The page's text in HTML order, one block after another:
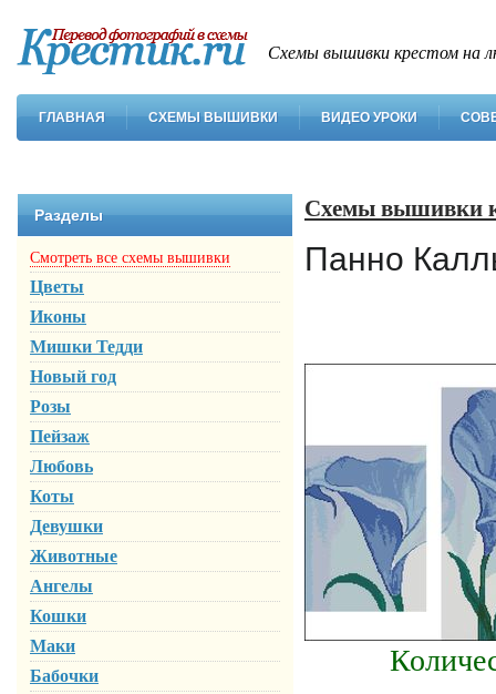
Схемы вышивки крестом на
ГЛАВНАЯ СХЕМЫ ВЫШИВКИ ВИДЕО УРОКИ
Разделы
Смотреть все схемы вышивки
Цветы
Иконы
Мишки Тедди
Новый год
Розы
Пейзаж
Любовь
Коты
Девушки
Животные
Ангелы
Кошки
Маки
Бабочки
Схемы вышивки
Панно